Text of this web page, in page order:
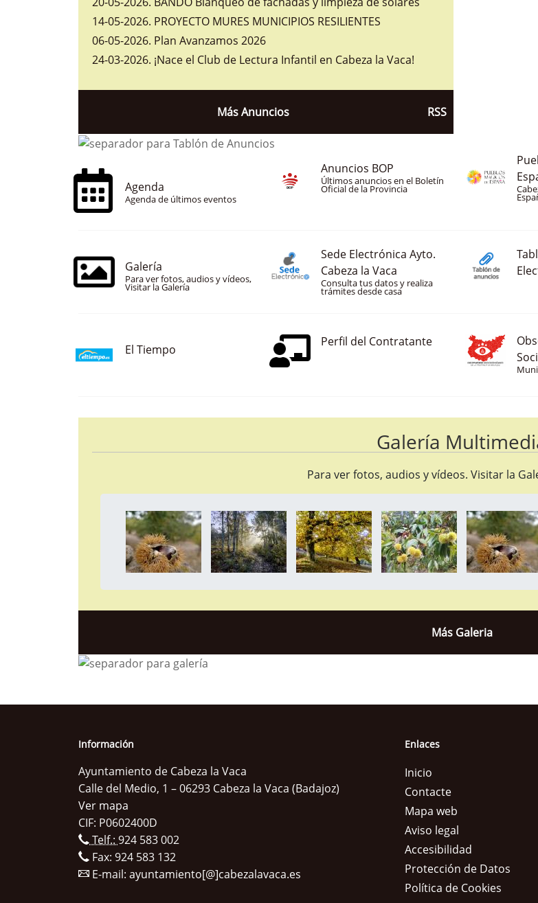
20-05-2026. BANDO Blanqueo de fachadas y limpieza de solares
14-05-2026. PROYECTO MURES MUNICIPIOS RESILIENTES
06-05-2026. Plan Avanzamos 2026
24-03-2026. ¡Nace el Club de Lectura Infantil en Cabeza la Vaca!
Más Anuncios RSS
Agenda
Agenda de últimos eventos
Anuncios BOP
Últimos anuncios en el Boletín
Oficial de la Provincia
Galería
Para ver fotos, audios y vídeos,
Visitar la Galería
Sede Electrónica Ayto.
Cabeza la Vaca
Consulta tus datos y realiza
trámites desde casa
El Tiempo
Perfil del Contratante
Galería
Para ver fotos, audios y vídeos. Visitar la
Más Galeria
Información
Ayuntamiento de Cabeza la Vaca
Calle del Medio, 1 – 06293 Cabeza la Vaca (Badajoz)
Ver mapa
CIF: P0602400D
Telf.:924 583 002
Fax: 924 583 132
E-mail: ayuntamiento[@]cabezalavaca.es
Enlaces
Inicio
Contacte
Mapa web
Aviso legal
Accesibilidad
Protección de Datos
Política de Cookies